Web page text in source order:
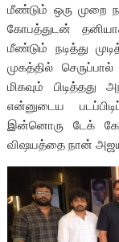
மீண்டும் ஒரு முறை
கோபத்துடன்
மீண்டும் நடித்து
முகத்தில்
மிகவும்
என்னுடைய
இன்னொரு டேக்
விஷயத்தை நான்